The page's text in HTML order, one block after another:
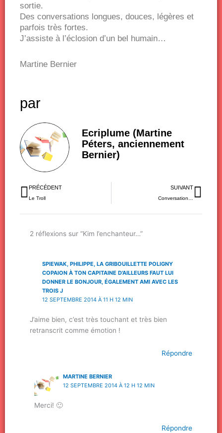
sortie.
Des conversations longues, douces, légères et
parfois très fortes.
J’assiste à l’éclosion d’un bel humain…
Martine Bernier
par
Ecriplume (Martine
Péters, anciennement
Bernier)
Précédent
PRÉCÉDENT
Le Troll
SUIVANT
Conversation…
2 réflexions sur “Kim l’enchanteur…”
SPIEWAK, PHILIPPE, LA GRIBOUILLETTE POLIGNY
COPAION À TON CAPITAINE D'AILLEURS FAUT LUI
DONNER LE BONJOUR, ÉGALEMENT AMI AVEC LES
TROIS J
12 SEPTEMBRE 2014 À 11 H 12 MIN
J’aime bien, c’est très touchant et très bien
retranscrit comme émotion !
Répondre
MARTINE BERNIER
12 SEPTEMBRE 2014 À 12 H 12 MIN
Merci! 🙂
Répondre